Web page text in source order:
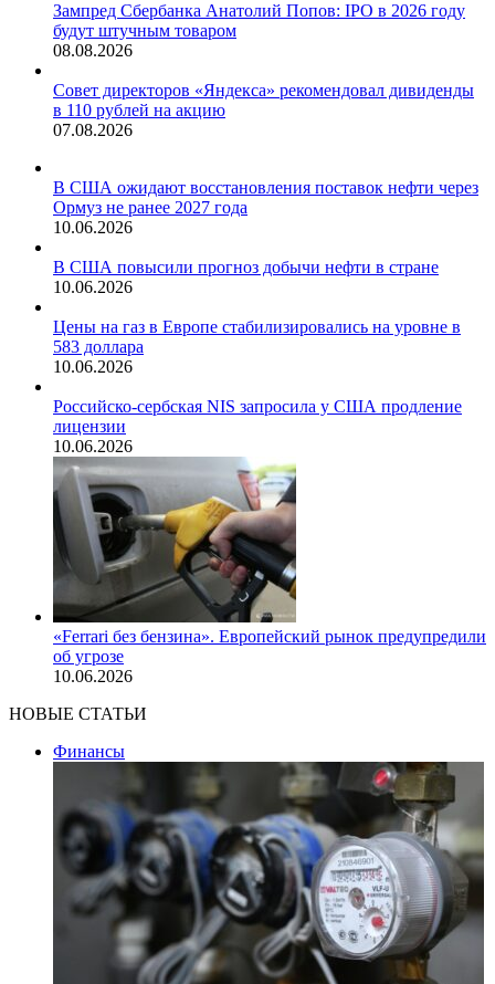
Зампред Сбербанка Анатолий Попов: IPO в 2026 году
будут штучным товаром
08.08.2026
Совет директоров «Яндекса» рекомендовал дивиденды
в 110 рублей на акцию
07.08.2026
В США ожидают восстановления поставок нефти через
Ормуз не ранее 2027 года
10.06.2026
В США повысили прогноз добычи нефти в стране
10.06.2026
Цены на газ в Европе стабилизировались на уровне в
583 доллара
10.06.2026
Российско-сербская NIS запросила у США продление
лицензии
10.06.2026
«Ferrari без бензина». Европейский рынок предупредили
об угрозе
10.06.2026
НОВЫЕ СТАТЬИ
Финансы